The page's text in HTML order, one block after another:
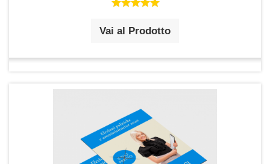
Vai al Prodotto